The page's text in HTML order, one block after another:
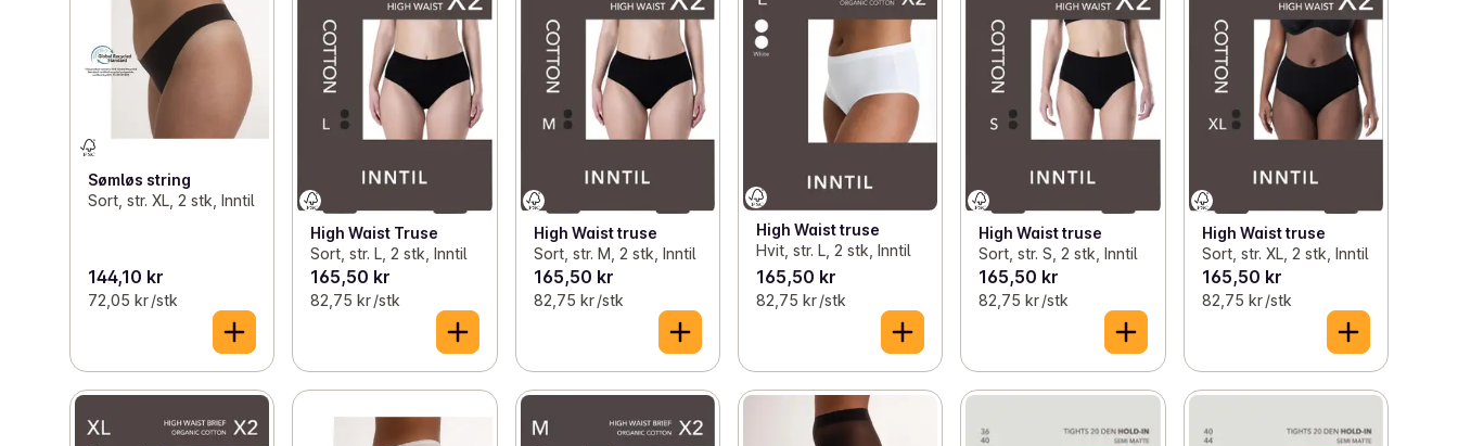
Sømløs string
Sort, str. XL, 2 stk, Inntil
144,10 kr
72,05 kr /stk
High Waist Truse
Sort, str. L, 2 stk, Inntil
165,50 kr
82,75 kr /stk
High Waist truse
Sort, str. M, 2 stk, Inntil
165,50 kr
82,75 kr /stk
High Waist truse
Hvit, str. L, 2 stk, Inntil
165,50 kr
82,75 kr /stk
High Waist truse
Sort, str. S, 2 stk, Inntil
165,50 kr
82,75 kr /stk
High Waist truse
Sort, str. XL, 2 stk, Inntil
165,50 kr
82,75 kr /stk